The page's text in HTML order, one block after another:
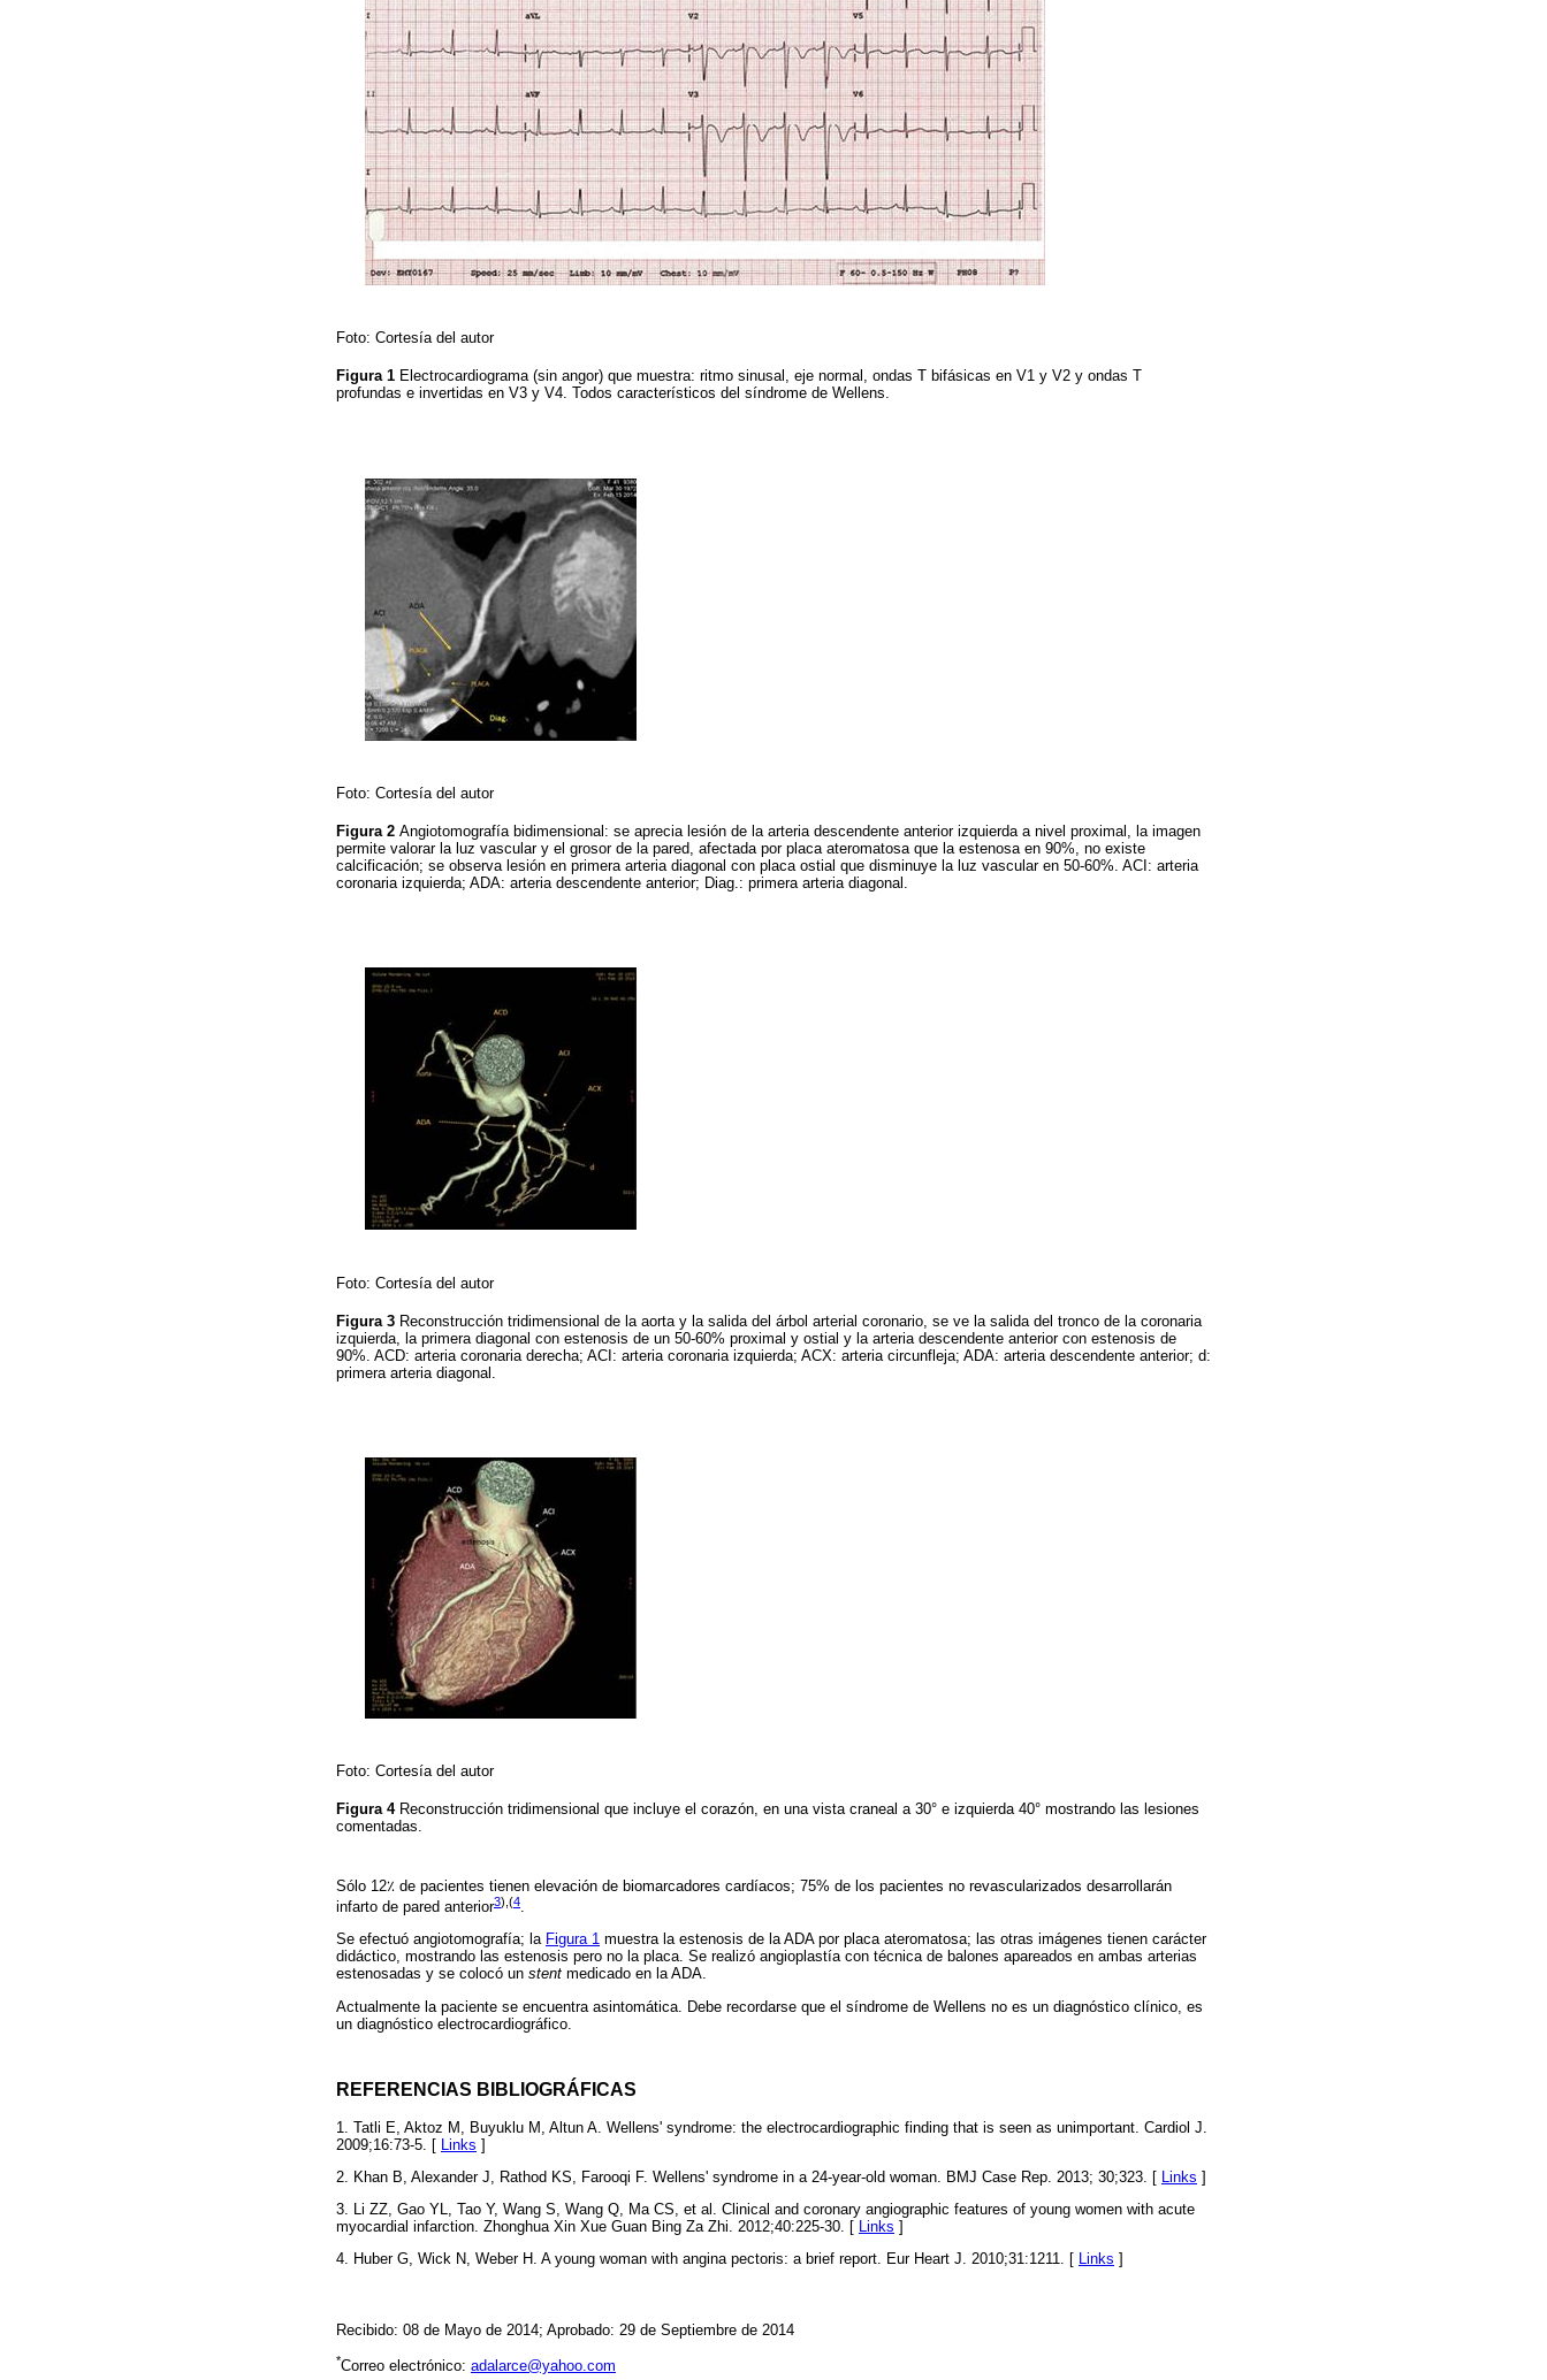
Foto: Cortesía del autor
Figura 1 Electrocardiograma (sin angor) que muestra: ritmo sinusal, eje normal, ondas T bifásicas en V1 y V2 y ondas T
profundas e invertidas en V3 y V4. Todos característicos del síndrome de Wellens.
Foto: Cortesía del autor
Figura 2 Angiotomografía bidimensional: se aprecia lesión de la arteria descendente anterior izquierda a nivel proximal, la imagen
permite valorar la luz vascular y el grosor de la pared, afectada por placa ateromatosa que la estenosa en 90%, no existe
calcificación; se observa lesión en primera arteria diagonal con placa ostial que disminuye la luz vascular en 50-60%. ACI: arteria
coronaria izquierda; ADA: arteria descendente anterior; Diag.: primera arteria diagonal.
Foto: Cortesía del autor
Figura 3 Reconstrucción tridimensional de la aorta y la salida del árbol arterial coronario, se ve la salida del tronco de la coronaria
izquierda, la primera diagonal con estenosis de un 50-60% proximal y ostial y la arteria descendente anterior con estenosis de
90%. ACD: arteria coronaria derecha; ACI: arteria coronaria izquierda; ACX: arteria circunfleja; ADA: arteria descendente anterior; d:
primera arteria diagonal.
Foto: Cortesía del autor
Figura 4 Reconstrucción tridimensional que incluye el corazón, en una vista craneal a 30° e izquierda 40° mostrando las lesiones
comentadas.
Sólo 12٪ de pacientes tienen elevación de biomarcadores cardíacos; 75% de los pacientes no revascularizados desarrollarán
infarto de pared anterior3),(4.
Se efectuó angiotomografía; la Figura 1 muestra la estenosis de la ADA por placa ateromatosa; las otras imágenes tienen carácter
didáctico, mostrando las estenosis pero no la placa. Se realizó angioplastía con técnica de balones apareados en ambas arterias
estenosadas y se colocó un stent medicado en la ADA.
Actualmente la paciente se encuentra asintomática. Debe recordarse que el síndrome de Wellens no es un diagnóstico clínico, es
un diagnóstico electrocardiográfico.
REFERENCIAS BIBLIOGRÁFICAS
1. Tatli E, Aktoz M, Buyuklu M, Altun A. Wellens' syndrome: the electrocardiographic finding that is seen as unimportant. Cardiol J.
2009;16:73-5. [
Links ]
2. Khan B, Alexander J, Rathod KS, Farooqi F. Wellens' syndrome in a 24-year-old woman. BMJ Case Rep. 2013; 30;323. [ Links ]
3. Li ZZ, Gao YL, Tao Y, Wang S, Wang Q, Ma CS, et al. Clinical and coronary angiographic features of young women with acute
myocardial infarction. Zhonghua Xin Xue Guan Bing Za Zhi. 2012;40:225-30. [ Links ]
4. Huber G, Wick N, Weber H. A young woman with angina pectoris: a brief report. Eur Heart J. 2010;31:1211. [ Links ]
Recibido: 08 de Mayo de 2014; Aprobado: 29 de Septiembre de 2014
*Correo electrónico: adalarce@yahoo.com